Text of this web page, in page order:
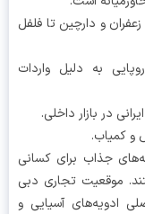
و دارچین تا فلفل
به دلیل واردات
بازار داخلی.
جذاب برای کسانی
تجاری دبی
آسیایی و